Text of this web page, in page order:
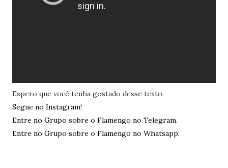
Espero que você tenha gostado desse texto.
Segue no Instagram!
Entre no Grupo sobre o Flamengo no Telegram.
Entre no Grupo sobre o Flamengo no Whatsapp.